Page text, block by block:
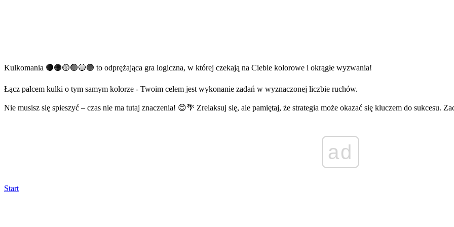
Kulkomania 🔴🟠🟡🟢🔵🟣 to odprężająca gra logiczna, w której czekają na Ciebie kolorowe i okrągłe wyzwania!
Łącz palcem kulki o tym samym kolorze - Twoim celem jest wykonanie zadań w wyznaczonej liczbie ruchów.
Nie musisz się spieszyć – czas nie ma tutaj znaczenia! 😊🌴 Zrelaksuj się, ale pamiętaj, że strategia może okazać się kluczem do sukcesu.
ad
Start